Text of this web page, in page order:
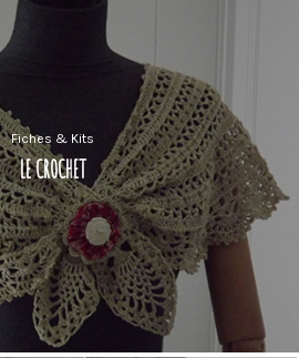
Fiches & Kits
LE CROCHET